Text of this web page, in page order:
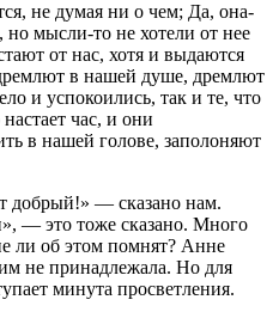
не думая ни о чем; Да, она-
но мысли-то не хотели от нее
от нас, хотя и выдаются
в нашей душе, дремлют
и успокоились, так и те, что
час, и они
в нашей голове, заполоняют
добрый!» — сказано нам.
— это тоже сказано. Много
ли об этом помнят? Анне
не принадлежала. Но для
минута просветления.